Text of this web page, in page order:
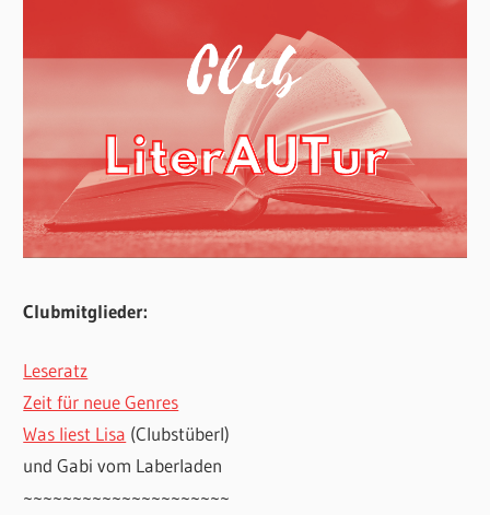
Clubmitglieder:
Leseratz
Zeit für neue Genres
Was liest Lisa (Clubstüberl)
und Gabi vom Laberladen
~~~~~~~~~~~~~~~~~~~~~